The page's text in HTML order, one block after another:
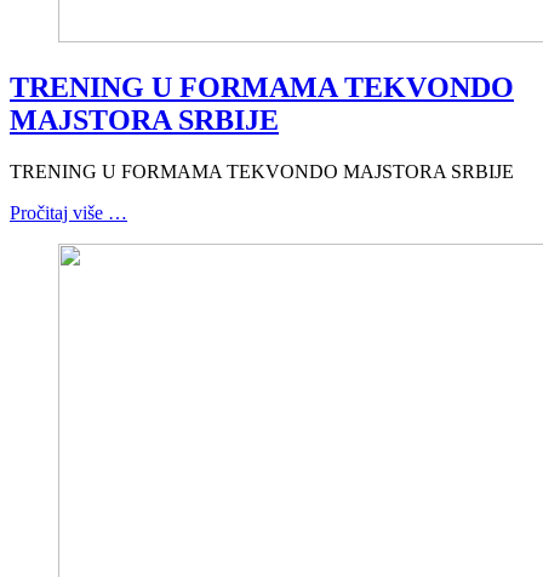
TRENING U FORMAMA TEKVONDO
MAJSTORA SRBIJE
TRENING U FORMAMA TEKVONDO MAJSTORA SRBIJE
Pročitaj više …